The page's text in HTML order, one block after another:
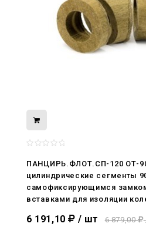
ПАНЦИРЬ.ФЛОТ.СП-120 ОТ-
цилиндрические сегменты
самофиксирующимся
вставками для изоляции
6 191,10 / шт 6 879,00
С Днём Победы.